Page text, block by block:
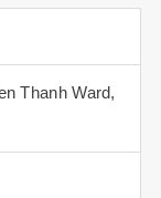
Thanh Ward,